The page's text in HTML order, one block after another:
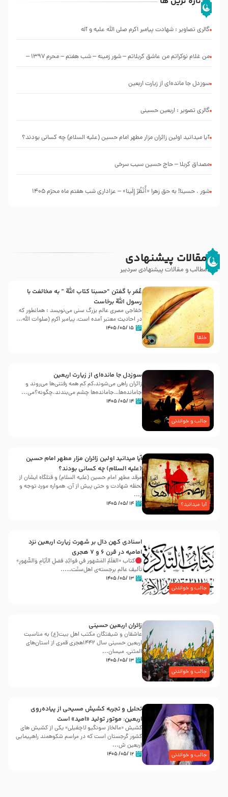
گالری تصاویر : شهادت پیامبر اکرم صلی الله علیه و آله
من غلام نوکراتم من عاشق کربلاتم – شور زمینه – شب هفتم – محرم 1397 –
سوزدل جا مانده‌ای از زیارت اربعین
گالری تصویر : اربعین حسینی
آیا میدانید اولین زائران مزار مطهر امام حسین (علیه السلام) چه کسانی بودند؟
مصداق کربلا – حاج حسین سیب سرخی
شور ، حسینا! به‌ حق زهرا «أُنْظُرْ إِلَینا» – عزاداری شب هفتم ماه محرّم 1405
مقالات پیشنهادی
مطالب و مقالات پیشنهادی سردبیر
خلفا
عُمَر با گفتن “حسبنا كتاب اللّه ” به مخالفت با
رسول اللّه برخاست
خفاجی مصری عالم بزرگ سنی می‌نویسد : همانطور که
در احادیث معتبر آمده است، پیامبر اکرم (صلوات اللّه...
۱۵ /۰۵/ ۱۴۰۵
جالب و خواندنی
سوزدل جا مانده‌ای از زیارت اربعین
زائران راهی می‌شوند،کم‌ کم همه رفتنی‌ها می‌روند و
جامانده‌ها…جامانده‌ها چشم می‌بندند.چگونه؟می‌...
۱۴ /۰۵/ ۱۴۰۵
آیا میدانید؟
آیا میدانید اولین زائران مزار مطهر امام حسین
(علیه السلام) چه کسانی بودند؟
مرقد مطهر امام حسین (علیه السلام) و قتلگاه ایشان از
لحظه شهادت و حتی پیش از آن، همواره مورد توجه و
ز...
۱۴ /۰۵/ ۱۴۰۵
جالب و خواندنی
اسنادی کهن دال بر شهرت زیارت اربعین نزد
امامیه در قرن ۶ و ۷ هجری
کتاب «العَلَمُ المَشهور في فَوائِدِ فَضلِ الأيّامِ وَالشُّهورِ»
تألیف عالم برجسته‌ی اهل‌سنّت…...
۱۳ /۰۵/ ۱۴۰۵
جالب و خواندنی
زائران اربعین حسینی
عاشقان و شیفتگان مکتب اهل بیت(ع) به مناسبت
اربعین حسینی سال ۱۴۴۲هجری قمری از استان‌های
المثنی، میسان...
۱۳ /۰۵/ ۱۴۰۵
جالب و خواندنی
تحلیل و تجربه کشیش مسیحی از پیاده‌روی
اربعین: موتور تولید «امید» است
کشیش «مالخاز سونگیو لاچفیلی» یکی از کشیش های
کشور گرجستان است که در مراسم شکوهمند راهپیمایی
اربعین ش...
۱۲ /۰۵/ ۱۴۰۵